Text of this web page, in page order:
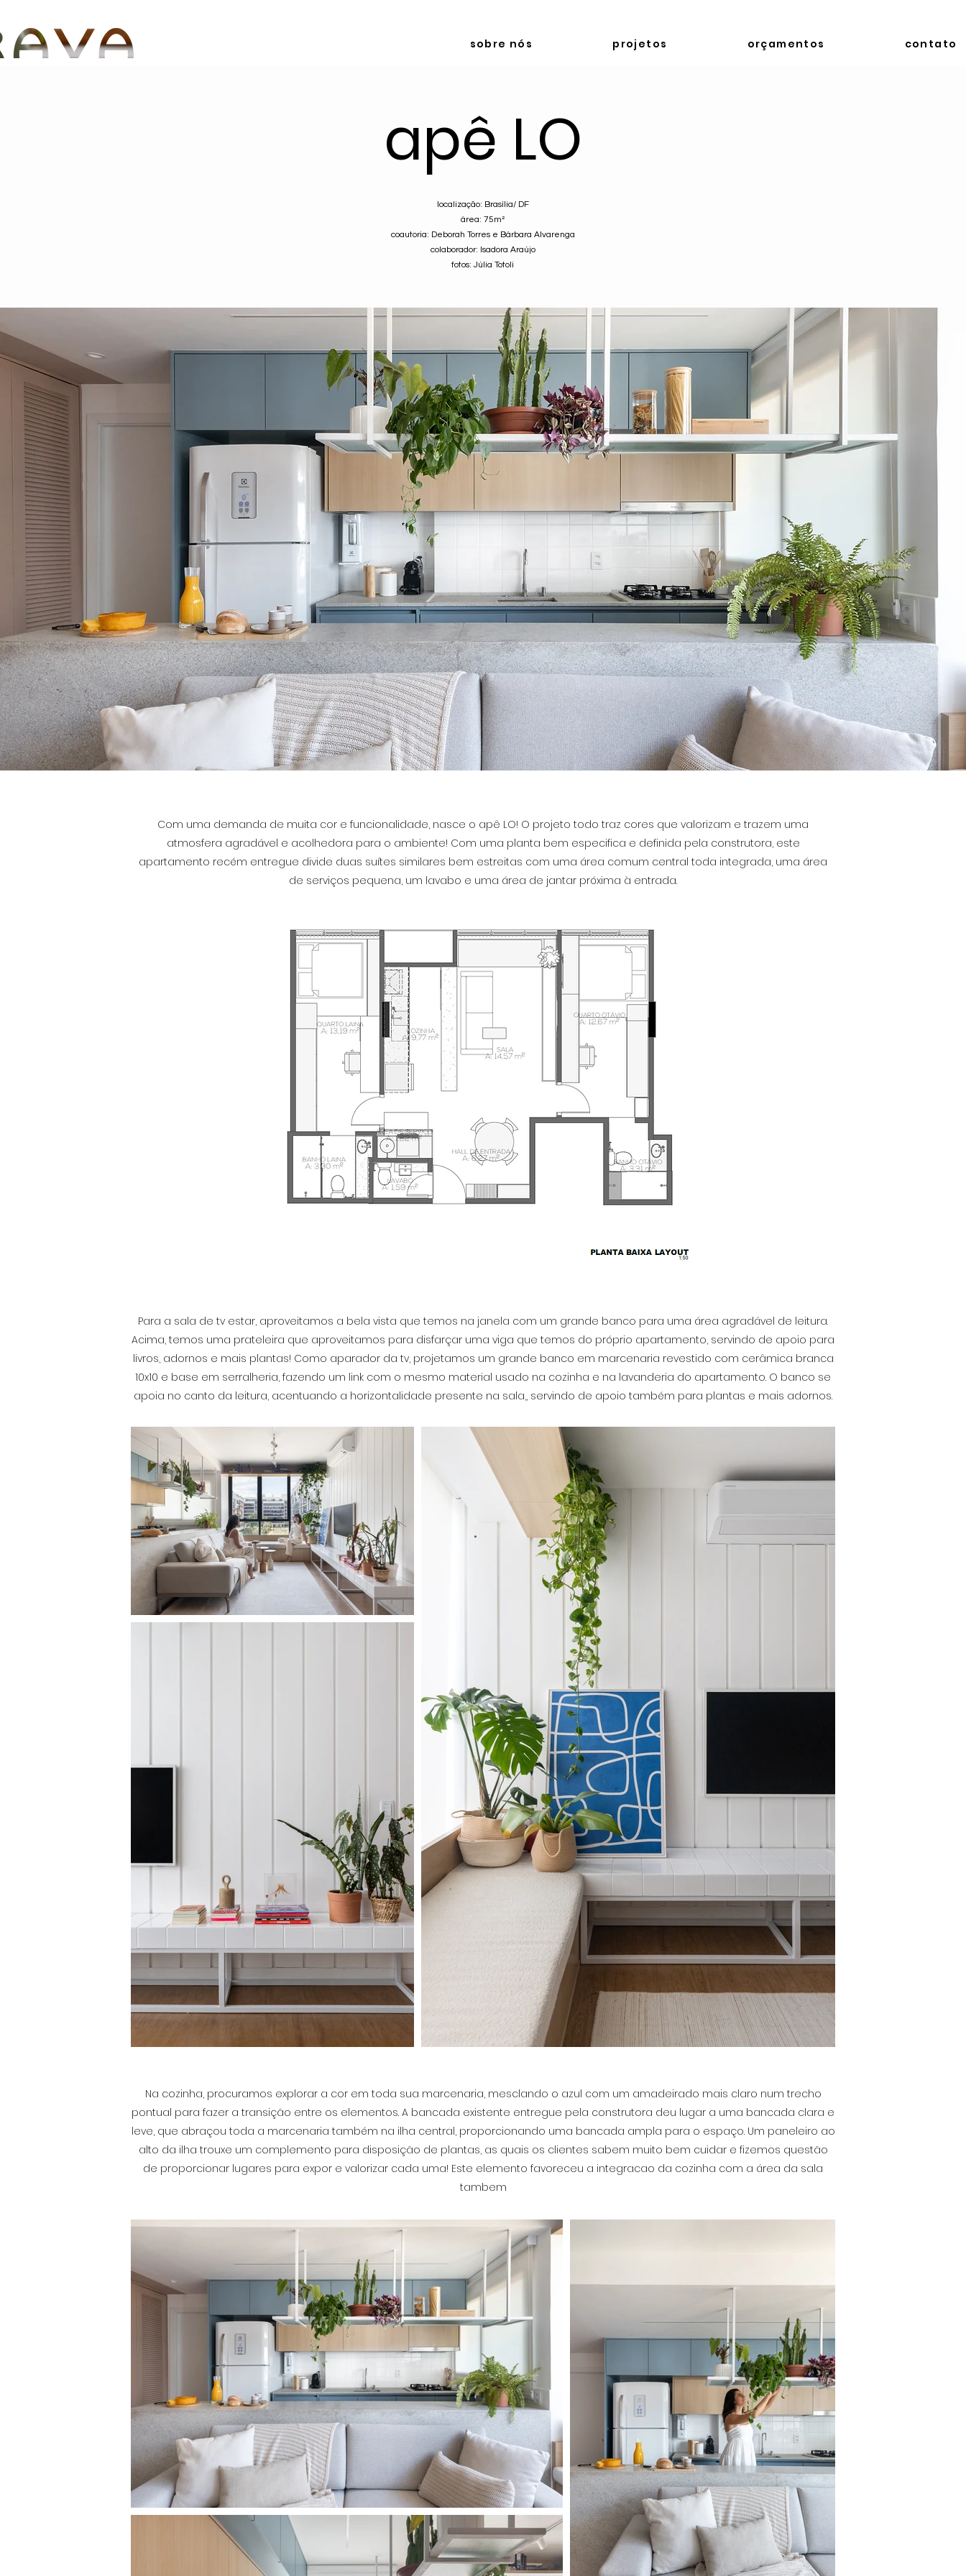
sobre nós projetos orçamentos contato
apê LO
localização: Brasília/ DF
área: 75m²
coautoria: Deborah Torres e Bárbara Alvarenga
colaborador: Isadora Araújo
fotos: Júlia Totoli
Com uma demanda de muita cor e funcionalidade, nasce o apê LO! O projeto todo traz cores que valorizam e trazem uma
atmosfera agradável e acolhedora para o ambiente! Com uma planta bem especifica e definida pela construtora, este
apartamento recém entregue divide duas suítes similares bem estreitas com uma área comum central toda integrada, uma área
de serviços pequena, um lavabo e uma área de jantar próxima à entrada.​
Para a sala de tv estar, aproveitamos a bela vista que temos na janela com um grande banco para uma área agradável de leitura.
Acima, temos uma prateleira que aproveitamos para disfarçar uma viga que temos do próprio apartamento, servindo de apoio para
livros, adornos e mais plantas! Como aparador da tv, projetamos um grande banco em marcenaria revestido com cerâmica branca
10x10 e base em serralheria, fazendo um link com o mesmo material usado na cozinha e na lavanderia do apartamento. O banco se
apoia no canto da leitura, acentuando a horizontalidade presente na sala,, servindo de apoio também para plantas e mais adornos.
Na cozinha, procuramos explorar a cor em toda sua marcenaria, mesclando o azul com um amadeirado mais claro num trecho
pontual para fazer a transição entre os elementos. A bancada existente entregue pela construtora deu lugar a uma bancada clara e
leve, que abraçou toda a marcenaria também na ilha central, proporcionando uma bancada ampla para o espaço. Um paneleiro ao
alto da ilha trouxe um complemento para disposição de plantas, as quais os clientes sabem muito bem cuidar e fizemos questão
de proporcionar lugares para expor e valorizar cada uma! Este elemento favoreceu a integracao da cozinha com a área da sala
tambem